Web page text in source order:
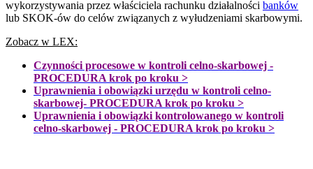
wykorzystywania przez właściciela rachunku działalności banków
lub SKOK-ów do celów związanych z wyłudzeniami skarbowymi.
Zobacz w LEX:
Czynności procesowe w kontroli celno-skarbowej -
PROCEDURA krok po kroku >
Uprawnienia i obowiązki urzędu w kontroli celno-
skarbowej- PROCEDURA krok po kroku >
Uprawnienia i obowiązki kontrolowanego w kontroli
celno-skarbowej - PROCEDURA krok po kroku >